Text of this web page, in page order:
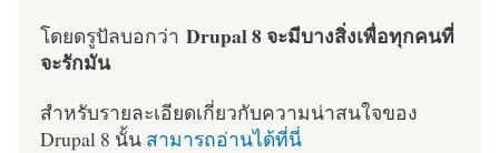
โดยดรูปัลบอกว่า Drupal 8 จะมีบางสิ่งเพื่อทุกคนที่
จะรักมัน
สำหรับรายละเอียดเกี่ยวกับความน่าสนใจของ
Drupal 8 นั้น สามารถอ่านได้ที่นี่